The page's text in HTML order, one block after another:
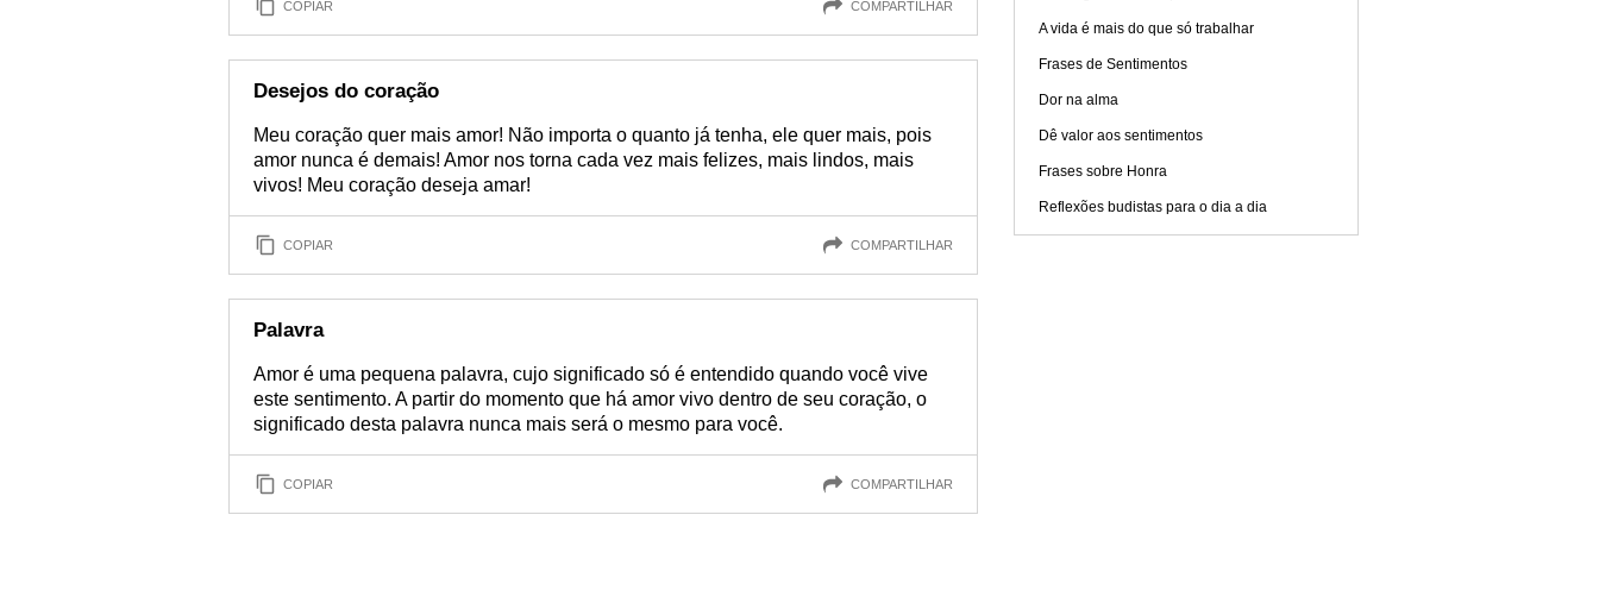
COPIAR COMPARTILHAR
Desejos do coração
Meu coração quer mais amor! Não importa o quanto já tenha, ele quer mais, pois
amor nunca é demais! Amor nos torna cada vez mais felizes, mais lindos, mais
vivos! Meu coração deseja amar!
COPIAR COMPARTILHAR
Palavra
Amor é uma pequena palavra, cujo significado só é entendido quando você vive
este sentimento. A partir do momento que há amor vivo dentro de seu coração, o
significado desta palavra nunca mais será o mesmo para você.
COPIAR COMPARTILHAR
A vida é mais do que só trabalhar
Frases de Sentimentos
Dor na alma
Dê valor aos sentimentos
Frases sobre Honra
Reflexões budistas para o dia a dia